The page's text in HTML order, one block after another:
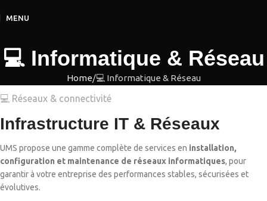
MENU
💻 Informatique & Réseau
Home 💻 Informatique & Réseau
💻 Réseaux & connectivité
Infrastructure IT & Réseaux
UMS propose une gamme complète de services en installation,
configuration et maintenance de réseaux informatiques, pour
garantir à votre entreprise des performances stables, sécurisées et
évolutives.